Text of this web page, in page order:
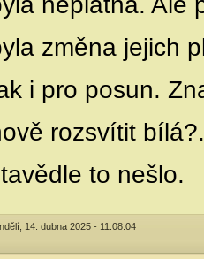
změna jejich
i pro posun.
rozsvítit
to nešlo.
14. dubna 2025 - 11:08:04